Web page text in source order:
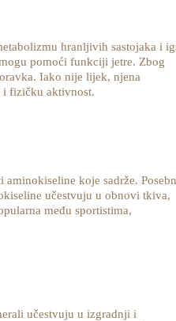
hranljivih sastojaka i
pomoći funkciji jetre. Zbog
Iako nije lijek, njena
i fizičku aktivnost.
koje sadrže.
učestvuju u obnovi tkiva,
među sportistima,
učestvuju u izgradnji i